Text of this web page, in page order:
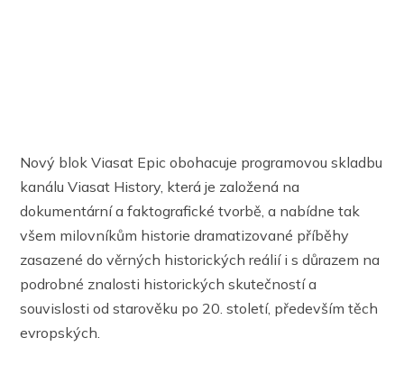
Nový blok Viasat Epic obohacuje programovou skladbu
kanálu Viasat History, která je založená na
dokumentární a faktografické tvorbě, a nabídne tak
všem milovníkům historie dramatizované příběhy
zasazené do věrných historických reálií i s důrazem na
podrobné znalosti historických skutečností a
souvislosti od starověku po 20. století, především těch
evropských.